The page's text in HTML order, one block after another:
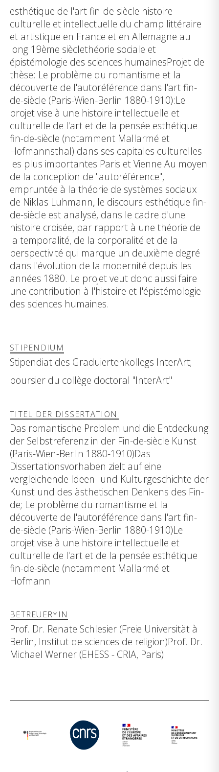
esthétique de l'art fin-de-siècle histoire
culturelle et intellectuelle du champ littéraire
et artistique en France et en Allemagne au
long 19ème sièclethéorie sociale et
épistémologie des sciences humainesProjet de
thèse: Le problème du romantisme et la
découverte de l'autoréférence dans l'art fin-
de-siècle (Paris-Wien-Berlin 1880-1910):Le
projet vise à une histoire intellectuelle et
culturelle de l'art et de la pensée esthétique
fin-de-siècle (notamment Mallarmé et
Hofmannsthal) dans ses capitales culturelles
les plus importantes Paris et Vienne.Au moyen
de la conception de "autoréférence",
empruntée à la théorie de systèmes sociaux
de Niklas Luhmann, le discours esthétique fin-
de-siècle est analysé, dans le cadre d'une
histoire croisée, par rapport à une théorie de
la temporalité, de la corporalité et de la
perspectivité qui marque un deuxième degré
dans l'évolution de la modernité depuis les
années 1880. Le projet veut donc aussi faire
une contribution à l'histoire et l'épistémologie
des sciences humaines.
STIPENDIUM
Stipendiat des Graduiertenkollegs InterArt;
boursier du collège doctoral "InterArt"
TITEL DER DISSERTATION:
Das romantische Problem und die Entdeckung
der Selbstreferenz in der Fin-de-siècle Kunst
(Paris-Wien-Berlin 1880-1910)Das
Dissertationsvorhaben zielt auf eine
vergleichende Ideen- und Kulturgeschichte der
Kunst und des ästhetischen Denkens des Fin-
de; Le problème du romantisme et la
découverte de l'autoréférence dans l'art fin-
de-siècle (Paris-Wien-Berlin 1880-1910)Le
projet vise à une histoire intellectuelle et
culturelle de l'art et de la pensée esthétique
fin-de-siècle (notamment Mallarmé et
Hofmann
BETREUER*IN
Prof. Dr. Renate Schlesier (Freie Universität à
Berlin, Institut de sciences de religion)Prof. Dr.
Michael Werner (EHESS - CRIA, Paris)